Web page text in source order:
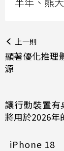
上一則
顯著優化推理
源
讓行動裝置
將用於2026年
iPhone 18